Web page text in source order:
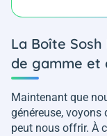
La Boîte
de gamme et
Maintenant que
généreuse, voyons
peut nous offrir. À